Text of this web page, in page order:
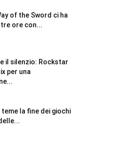
of the Sword ci ha
ore con...
il silenzio: Rockstar
per una
teme la fine dei giochi